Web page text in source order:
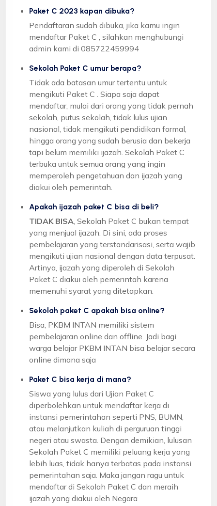
Paket C 2023 kapan dibuka?
Pendaftaran sudah dibuka, jika kamu ingin
mendaftar Paket C , silahkan menghubungi
admin kami di 085722459994
Sekolah Paket C umur berapa?
Tidak ada batasan umur tertentu untuk
mengikuti Paket C . Siapa saja dapat
mendaftar, mulai dari orang yang tidak pernah
sekolah, putus sekolah, tidak lulus ujian
nasional, tidak mengikuti pendidikan formal,
hingga orang yang sudah berusia dan bekerja
tapi belum memiliki ijazah. Sekolah Paket C
terbuka untuk semua orang yang ingin
memperoleh pengetahuan dan ijazah yang
diakui oleh pemerintah.
Apakah ijazah paket C bisa di beli?
TIDAK BISA , Sekolah Paket C bukan tempat
yang menjual ijazah. Di sini, ada proses
pembelajaran yang terstandarisasi, serta wajib
mengikuti ujian nasional dengan data terpusat.
Artinya, ijazah yang diperoleh di Sekolah
Paket C diakui oleh pemerintah karena
memenuhi syarat yang ditetapkan.
Sekolah paket C apakah bisa online?
Bisa, PKBM INTAN memiliki sistem
pembelajaran online dan offline. Jadi bagi
warga belajar PKBM INTAN bisa belajar secara
online dimana saja
Paket C bisa kerja di mana?
Siswa yang lulus dari Ujian Paket C
diperbolehkan untuk mendaftar kerja di
instansi pemerintahan seperti PNS, BUMN,
atau melanjutkan kuliah di perguruan tinggi
negeri atau swasta. Dengan demikian, lulusan
Sekolah Paket C memiliki peluang kerja yang
lebih luas, tidak hanya terbatas pada instansi
pemerintahan saja. Maka jangan ragu untuk
mendaftar di Sekolah Paket C dan meraih
ijazah yang diakui oleh Negara